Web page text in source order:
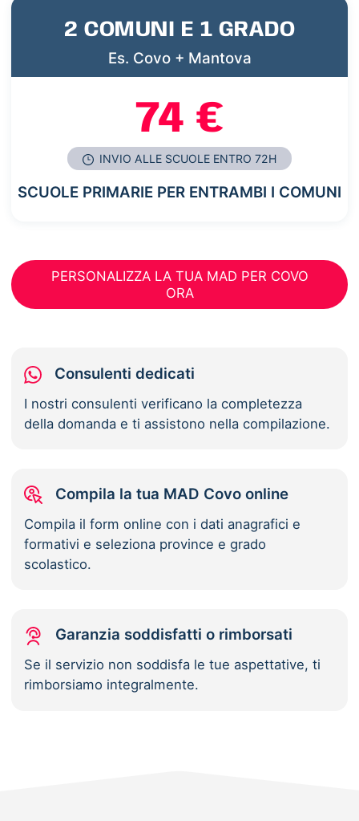
2 COMUNI E 1 GRADO
Es. Covo + Mantova
74 €
INVIO ALLE SCUOLE ENTRO 72H
SCUOLE PRIMARIE PER ENTRAMBI I COMUNI
PERSONALIZZA LA TUA MAD PER COVO
ORA
Consulenti dedicati
I nostri consulenti verificano la completezza
della domanda e ti assistono nella compilazione.
Compila la tua MAD Covo online
Compila il form online con i dati anagrafici e
formativi e seleziona province e grado
scolastico.
Garanzia soddisfatti o rimborsati
Se il servizio non soddisfa le tue aspettative, ti
rimborsiamo integralmente.